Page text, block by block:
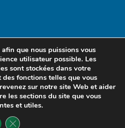
SENEGAL
que nous puissions vous
utilisateur possible. Les
sont stockées dans votre
fonctions telles que vous
sur notre site Web et aider
les sections du site que vous
et utiles.
Fermer la bannière des cookies